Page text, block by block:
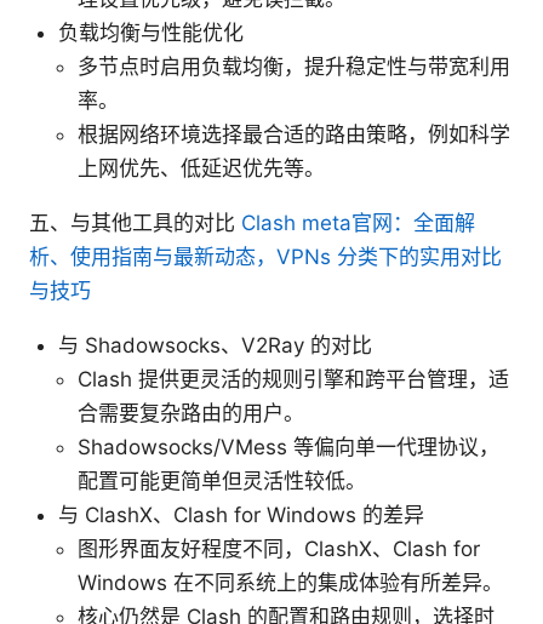
负载均衡与性能优化
多节点时启用负载均衡，提升稳定性与带宽利用
率。
根据网络环境选择最合适的路由策略，例如科学
上网优先、低延迟优先等。
五、与其他工具的对比 Clash meta官网：全面解
析、使用指南与最新动态，VPNs 分类下的实用对比
与技巧
与 Shadowsocks、V2Ray 的对比
Clash 提供更灵活的规则引擎和跨平台管理，适
合需要复杂路由的用户。
Shadowsocks/VMess 等偏向单一代理协议，
配置可能更简单但灵活性较低。
与 ClashX、Clash for Windows 的差异
图形界面友好程度不同，ClashX、Clash for
Windows 在不同系统上的集成体验有所差异。
核心仍然是 Clash 的配置和路由规则，选择时